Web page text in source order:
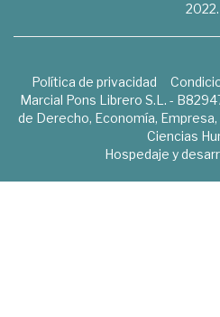
2022.
Política de privacidad
Marcial Pons Librero S.L. -
de Derecho, Economía,
Ciencias
Hospedaje y